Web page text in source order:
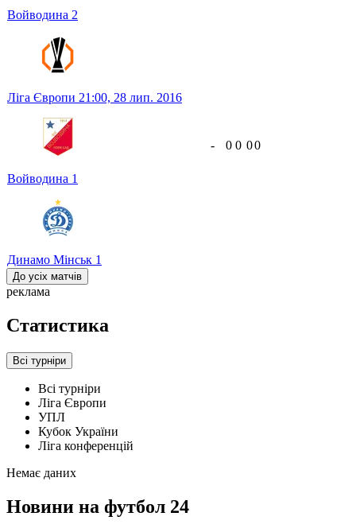
Войводина 2
Ліга Європи 21:00, 28 лип. 2016
Войводина 1
Динамо Мінськ 1
- 0 0 00
До усіх матчів
реклама
Статистика
Всі турніри
Всі турніри
Ліга Європи
УПЛ
Кубок України
Ліга конференцій
Немає даних
Новини на футбол 24